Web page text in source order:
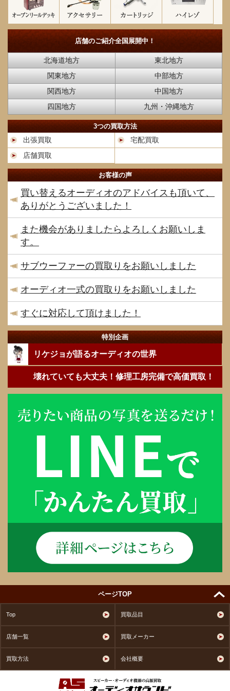
店舗のご紹介全国展開中！
北海道地方
東北地方
関東地方
中部地方
関西地方
中国地方
四国地方
九州・沖縄地方
3つの買取方法
出張買取
宅配買取
店舗買取
お客様の声
買い替えるオーディオのアドバイスも頂いて、
ありがとうございました！
また機会がありましたらよろしくお願いしま
す。
サブウーファーの買取りをお願いしました
オーディオ一式の買取りをお願いしました
すぐに対応して頂けました！
特別企画
リケジョが語るオーディオの世界
壊れていても大丈夫！修理工房完備で高価買取！
ページTOP
Top 買取品目
店舗一覧 買取メーカー
買取方法 会社概要